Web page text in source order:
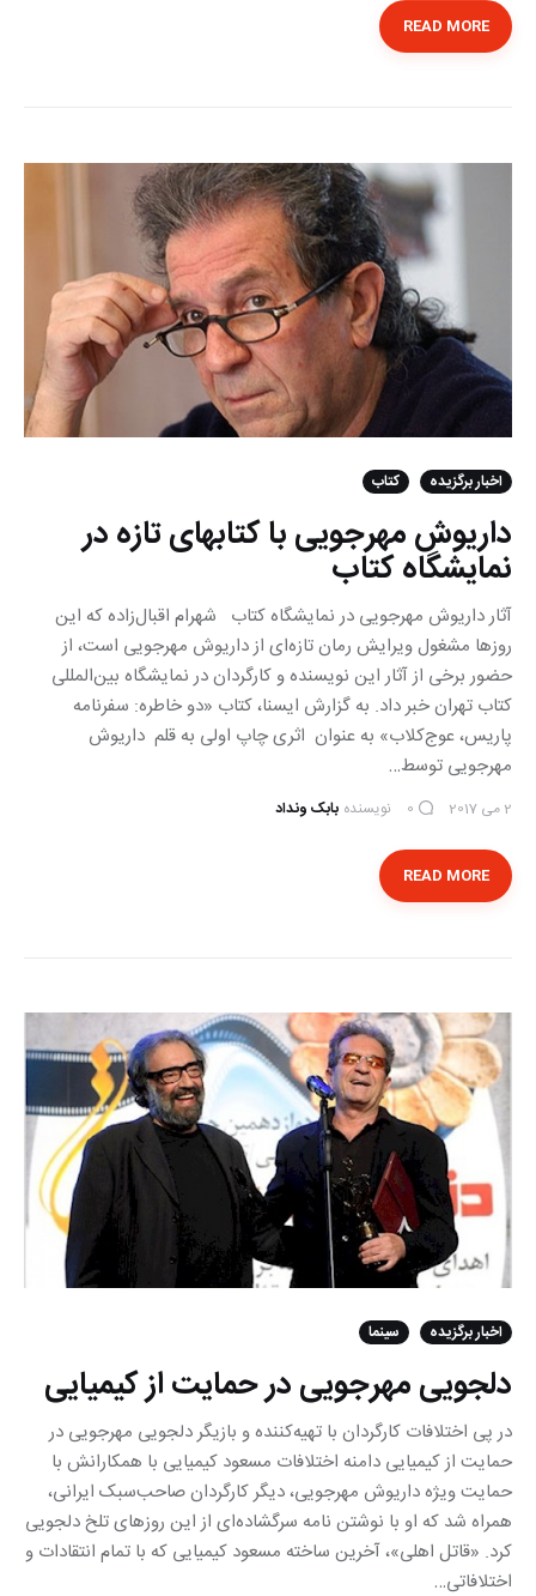
READ MORE
اخبار برگزیده کتاب
داریوش مهرجویی با کتابهای تازه در
نمایشگاه کتاب
آثار داریوش مهرجویی در نمایشگاه کتاب شهرام اقبال‌زاده که این
روزها مشغول ویرایش رمان تازه‌ای از داریوش مهرجویی است، از
حضور برخی از آثار این نویسنده و کارگردان در نمایشگاه بین‌المللی
کتاب تهران خبر داد. به گزارش ایسنا، کتاب «دو خاطره: سفرنامه
پاریس، عوج‌کلاب» به عنوان اثری چاپ اولی به قلم داریوش
مهرجویی توسط…
2 می 2017 0 نویسنده بابک ونداد
READ MORE
اخبار برگزیده سینما
دلجویی مهرجویی در حمایت از کیمیایی
در پی اختلافات کارگردان با تهیه‌کننده و بازیگر دلجویی مهرجویی در
حمایت از کیمیایی دامنه اختلافات مسعود کیمیایی با همکارانش با
حمایت ویژه داریوش مهرجویی، دیگر کارگردان صاحب‌سبک ایرانی،
همراه شد که او با نوشتن نامه سرگشاده‌ای از این روزهای تلخ دلجویی
کرد. «قاتل اهلی»، آخرین ساخته مسعود کیمیایی که با تمام انتقادات و
اختلافاتی…